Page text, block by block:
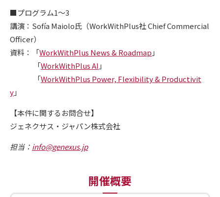
■プログラム1～3
講演：Sofía Maiolo氏（WorkWithPlus社 Chief Commercial
Officer）
資料：「WorkWithPlus News & Roadmap 」
「WorkWithPlus AI 」
「WorkWithPlus Power, Flexibility & Productivit
y」
【本件に関するお問合せ】
ジェネクサス・ジャパン株式会社
担当： info@genexus.jp
開催概要